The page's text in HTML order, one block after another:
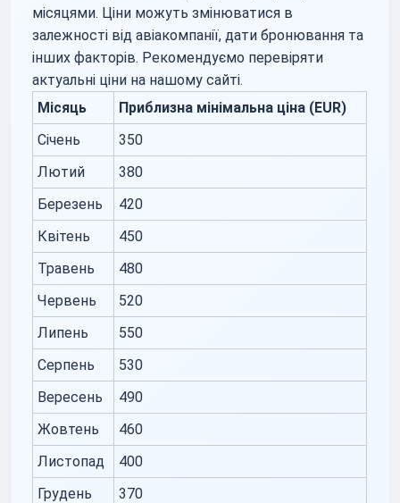
місяцями. Ціни можуть змінюватися в
залежності від авіакомпанії, дати бронювання та
інших факторів. Рекомендуємо перевіряти
актуальні ціни на нашому сайті.
Місяць
Приблизна мінімальна ціна (EUR)
Січень
350
Лютий
380
Березень
420
Квітень
450
Травень
480
Червень
520
Липень
550
Серпень
530
Вересень
490
Жовтень
460
Листопад
400
Грудень
370